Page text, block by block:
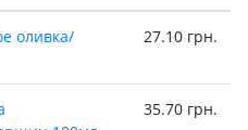
оливка/
27.10 грн.
35.70 грн.